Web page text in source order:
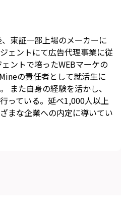
東証一部上場のメーカーに
ェントにて広告代理事業に従
ントで培ったWEBマーケの
の責任者として就活生に
また自身の経験を活かし、
っている。延べ1,000人以上
まな企業への内定に導いてい